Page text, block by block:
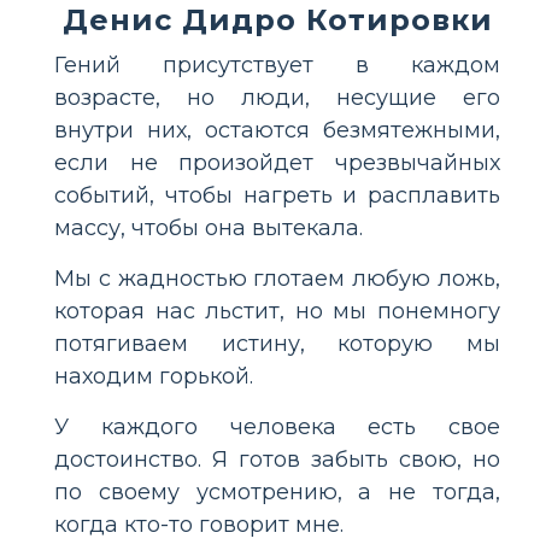
Денис Дидро Котировки
Гений присутствует в каждом
возрасте, но люди, несущие его
внутри них, остаются безмятежными,
если не произойдет чрезвычайных
событий, чтобы нагреть и расплавить
массу, чтобы она вытекала.
Мы с жадностью глотаем любую ложь,
которая нас льстит, но мы понемногу
потягиваем истину, которую мы
находим горькой.
У каждого человека есть свое
достоинство. Я готов забыть свою, но
по своему усмотрению, а не тогда,
когда кто-то говорит мне.